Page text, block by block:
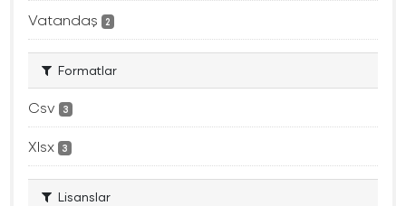
Vatandaş 2
Formatlar
Csv 3
Xlsx 3
Lisanslar